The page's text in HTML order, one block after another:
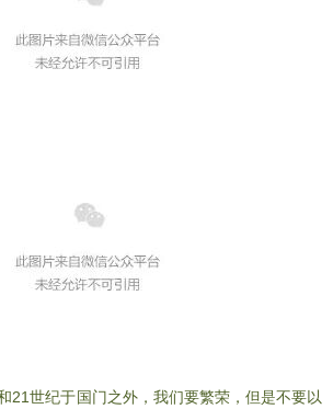
21世纪于国门之外，我们要繁荣，但是不要以